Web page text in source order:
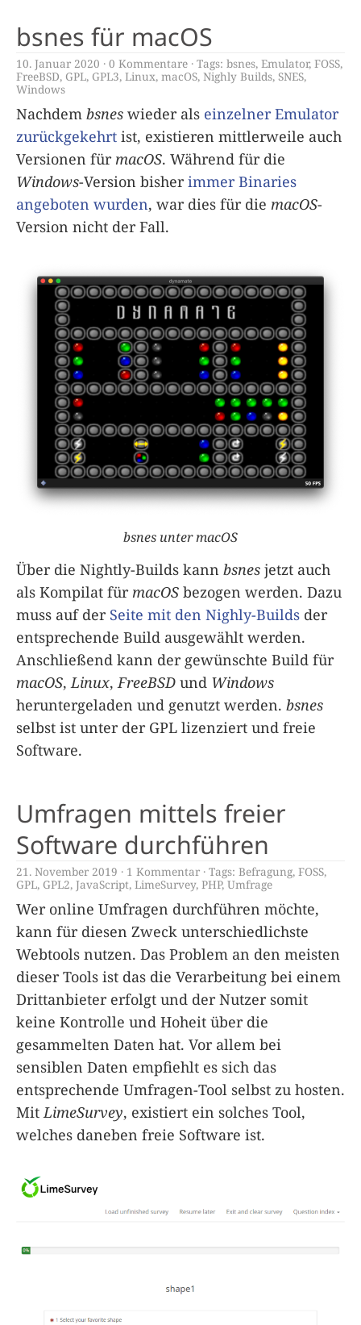
bsnes für macOS
10. Januar 2020 0 Kommentare Tags: bsnes, Emulator, FOSS,
FreeBSD, GPL, GPL3, Linux, macOS, Nighly Builds, SNES,
Windows
Nachdem bsnes wieder als einzelner Emulator
zurückgekehrt ist, existieren mittlerweile auch
Versionen für macOS. Während für die
Windows-Version bisherimmer Binaries
angeboten wurden, war dies für die macOS-
Version nicht der Fall.
bsnes unter macOS
Über die Nightly-Builds kann bsnes jetzt auch
als Kompilat für macOS bezogen werden. Dazu
muss auf der Seite mit den Nighly-Builds der
entsprechende Build ausgewählt werden.
Anschließend kann der gewünschte Build für
macOS,Linux,FreeBSD und Windows
heruntergeladen und genutzt werden. bsnes
selbst ist unter der GPL lizenziert und freie
Software.
Umfragen mittels freier
Software durchführen
21. November 2019 1 Kommentar Tags: Befragung, FOSS,
GPL, GPL2, JavaScript, LimeSurvey, PHP, Umfrage
Wer online Umfragen durchführen möchte,
kann für diesen Zweck unterschiedlichste
Webtools nutzen. Das Problem an den meisten
dieser Tools ist das die Verarbeitung bei einem
Drittanbieter erfolgt und der Nutzer somit
keine Kontrolle und Hoheit über die
gesammelten Daten hat. Vor allem bei
sensiblen Daten empfiehlt es sich das
entsprechende Umfragen-Tool selbst zu hosten.
MitLimeSurvey, existiert ein solches Tool,
welches daneben freie Software ist.